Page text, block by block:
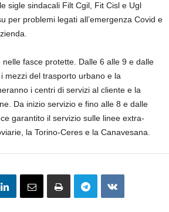
sigle sindacali Filt Cgil, Fit Cisl e Ugl
per problemi legati all’emergenza Covid e
fasce protette. Dalle 6 alle 9 e dalle
mezzi del trasporto urbano e la
i centri di servizi al cliente e la
Da inizio servizio e fino alle 8 e dalle
garantito il servizio sulle linee extra-
la Torino-Ceres e la Canavesana.